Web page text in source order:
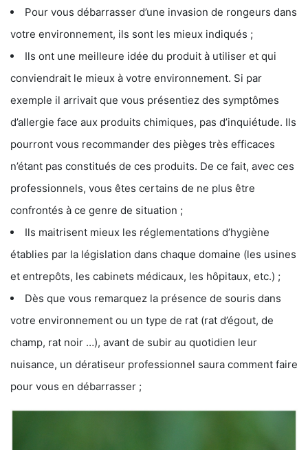
Pour vous débarrasser d’une invasion de rongeurs dans
votre environnement, ils sont les mieux indiqués ;
Ils ont une meilleure idée du produit à utiliser et qui
conviendrait le mieux à votre environnement. Si par
exemple il arrivait que vous présentiez des symptômes
d’allergie face aux produits chimiques, pas d’inquiétude. Ils
pourront vous recommander des pièges très efficaces
n’étant pas constitués de ces produits. De ce fait, avec ces
professionnels, vous êtes certains de ne plus être
confrontés à ce genre de situation ;
Ils maitrisent mieux les réglementations d’hygiène
établies par la législation dans chaque domaine (les usines
et entrepôts, les cabinets médicaux, les hôpitaux, etc.) ;
Dès que vous remarquez la présence de souris dans
votre environnement ou un type de rat (rat d’égout, de
champ, rat noir …), avant de subir au quotidien leur
nuisance, un dératiseur professionnel saura comment faire
pour vous en débarrasser ;